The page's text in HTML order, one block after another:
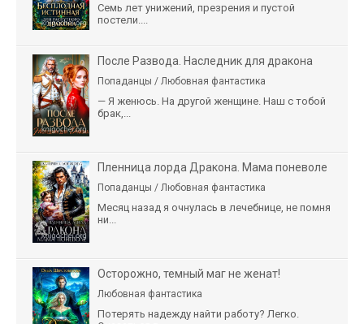
Семь лет унижений, презрения и пустой
постели....
После Развода. Наследник для дракона
Попаданцы / Любовная фантастика
— Я женюсь. На другой женщине. Наш с тобой
брак,...
Пленница лорда Дракона. Мама поневоле
Попаданцы / Любовная фантастика
Месяц назад я очнулась в лечебнице, не помня
ни...
Осторожно, темный маг не женат!
Любовная фантастика
Потерять надежду найти работу? Легко.